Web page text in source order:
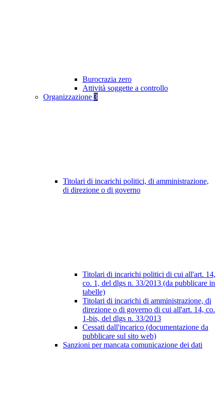
Burocrazia zero
Attività soggette a controllo
Organizzazione 3
Titolari di incarichi politici, di amministrazione,
di direzione o di governo
Titolari di incarichi politici di cui all'art. 14,
co. 1, del dlgs n. 33/2013 (da pubblicare in
tabelle)
Titolari di incarichi di amministrazione, di
direzione o di governo di cui all'art. 14, co.
1-bis, del dlgs n. 33/2013
Cessati dall'incarico (documentazione da
pubblicare sul sito web)
Sanzioni per mancata comunicazione dei dati